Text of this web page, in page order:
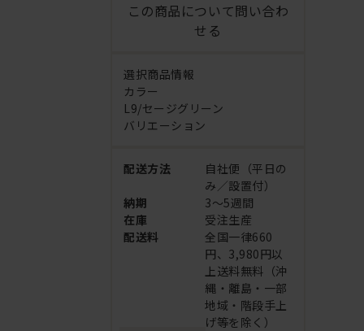
この商品について問い合わ
せる
選択商品情報
カラー
L9/セージグリーン
バリエーション
配送方法
自社便（平日の
み／設置付）
納期
3～5週間
在庫
受注生産
配送料
全国一律660
円、3,980円以
上送料無料（沖
縄・離島・一部
地域・階段手上
げ等を除く）